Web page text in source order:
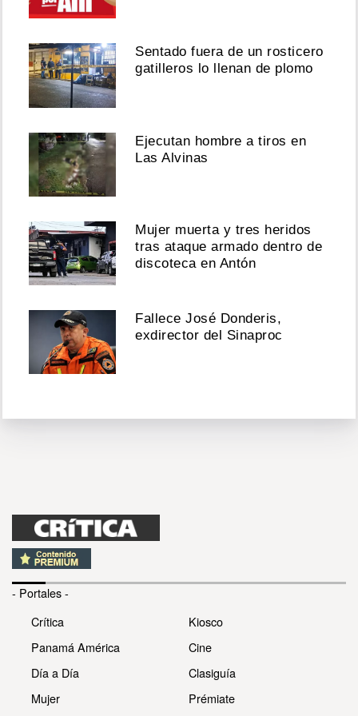
Sentado fuera de un rosticero
gatilleros lo llenan de plomo
Ejecutan hombre a tiros en
Las Alvinas
Mujer muerta y tres heridos
tras ataque armado dentro de
discoteca en Antón
Fallece José Donderis,
exdirector del Sinaproc
- Portales -
Crítica
Panamá América
Día a Día
Mujer
Kiosco
Cine
Clasiguía
Prémiate